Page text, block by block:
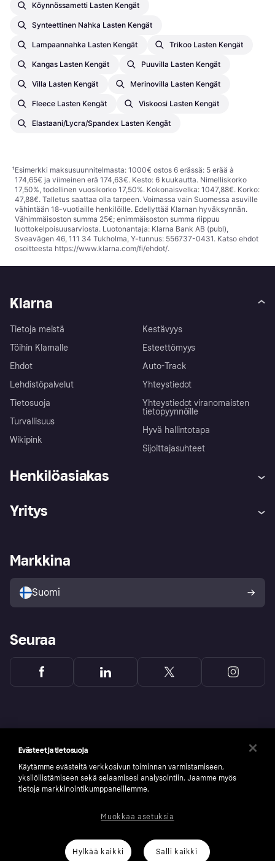
Köynnössametti Lasten Kengät
Synteettinen Nahka Lasten Kengät
Lampaannahka Lasten Kengät Trikoo Lasten Kengät
Kangas Lasten Kengät Puuvilla Lasten Kengät
Villa Lasten Kengät Merinovilla Lasten Kengät
Fleece Lasten Kengät Viskoosi Lasten Kengät
Elastaani/Lycra/Spandex Lasten Kengät
¹Esimerkki maksusuunnitelmasta: 1000€ ostos 6 erässä: 5 erää à
174,65€ ja viimeinen erä 174,63€. Kesto: 6 kuukautta. Nimelliskorko
17,50%, todellinen vuosikorko 17,50%. Kokonaisvelka: 1047,88€. Korko:
47,88€. Talletus saattaa olla tarpeen. Voimassa vain Suomessa asuville
vähintään 18-vuotiaille henkilöille. Edellyttää Klarnan hyväksynnän.
Vähimmäisoston summa 25€; enimmäisoston summa riippuu
luottokelpoisuusarviosta. Luotonantaja: Klarna Bank AB (publ),
Sveavägen 46, 111 34 Tukholma, Y-tunnus: 556737-0431. Katso ehdot
osoitteesta https://www.klarna.com/fi/ehdot/.
Klarna
Tietoja meistä
Töihin Klarnalle
Ehdot
Lehdistöpalvelut
Tietosuoja
Turvallisuus
Wikipink
Kestävyys
Esteettömyys
Auto-Track
Yhteystiedot
Yhteystiedot viranomaisten
tietopyynnöille
Hyvä hallintotapa
Sijoittajasuhteet
Henkilöasiakas
Ohje
Kirjaudu sisään
Tutustu kauppoihin
Ostajan turva
Yritys
Kirjaudu sisään yrityksenä
Markkina
Suomi
Seuraa
number: 556737-0431
Evästeet ja tietosuoja
Käytämme evästeitä verkkosivun toiminnan varmistamiseen,
yksilöllistämiseen sekä selaamisesi analysointiin. Jaamme myös
tietoja markkinointikumppaneillemme.
Hylkää kaikki Salli kaikki
Muokkaa asetuksia